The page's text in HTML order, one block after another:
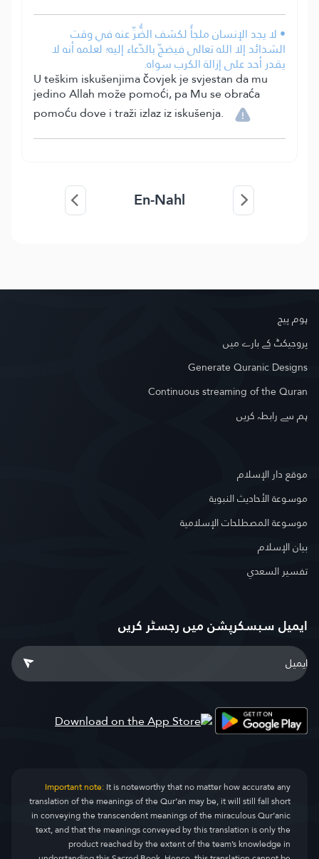
• لا يجد الإنسان ملجأً لكشف الضُّرِّ عنه في وقت
الشدائد إلا الله تعالى فيضجّ بالدّعاء إليه؛ لعلمه أنه لا
يقدر أحد على إزالة الكرب سواه.
U teškim iskušenjima čovjek je svjestan da mu
jedino Allah može pomoći, pa Mu se obraća
pomoću dove i traži izlaz iz iskušenja.
En-Nahl
ہوم پیج
پروجیکٹ کے بارے میں
Generate Quranic Designs
Continuous streaming of the Quran
ہم سے رابطہ کریں
موقع دار الإسلام
موسوعة الأحاديث النبوية
موسوعة المصطلحات الإسلامية
بيان الإسلام
تفسير السعدي
ایمیل سبسکرپشن میں رجسٹر کریں
Important note:It is noteworthy that no matter how accurate any
translation of the meanings of the Qur’an may be, it will still fall short
in conveying the transcendent meanings of the miraculous Qur’anic
text, and that the meanings conveyed by this translation is only the
product reached by the extent of the team’s knowledge in